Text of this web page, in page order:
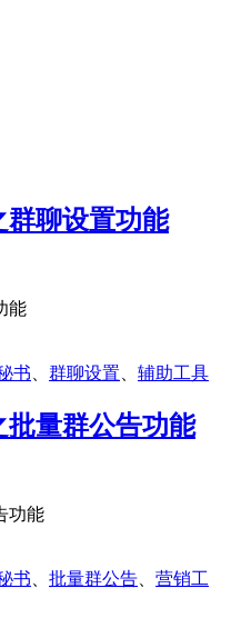
群聊设置功能
能
书 群聊设置 辅助工具
量群公告功能
功能
书 批量群公告
营销工